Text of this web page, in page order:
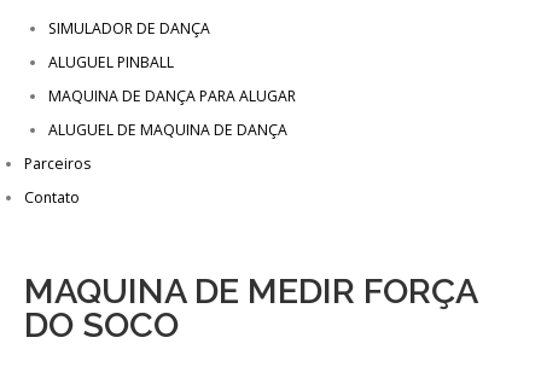
SIMULADOR DE DANÇA
ALUGUEL PINBALL
MAQUINA DE DANÇA PARA ALUGAR
ALUGUEL DE MAQUINA DE DANÇA
Parceiros
Contato
MAQUINA DE MEDIR FORÇA
DO SOCO